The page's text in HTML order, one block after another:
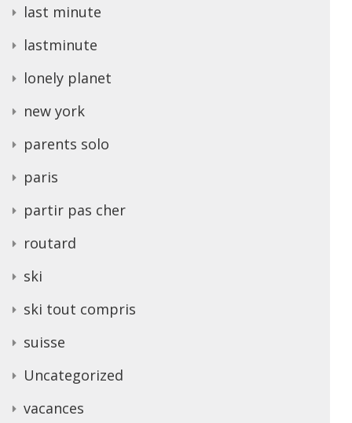
last minute
lastminute
lonely planet
new york
parents solo
paris
partir pas cher
routard
ski
ski tout compris
suisse
Uncategorized
vacances